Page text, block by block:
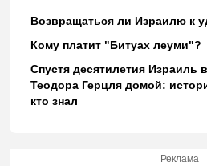
Возвращаться ли Израилю к
Кому платит "Битуах леуми"?
Спустя десятилетия Израиль
Теодора Герцля домой:
кто знал
Реклама